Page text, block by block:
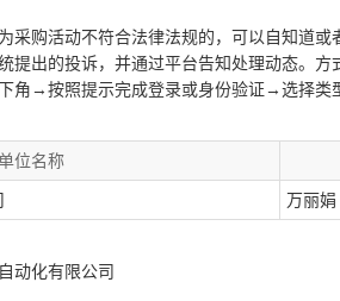
采购活动不符合法律法规的，可以自知道
提出的投诉，并通过平台告知处理动态。方
角→按照提示完成登录或身份验证→选择
位名称
万丽娟
动化有限公司